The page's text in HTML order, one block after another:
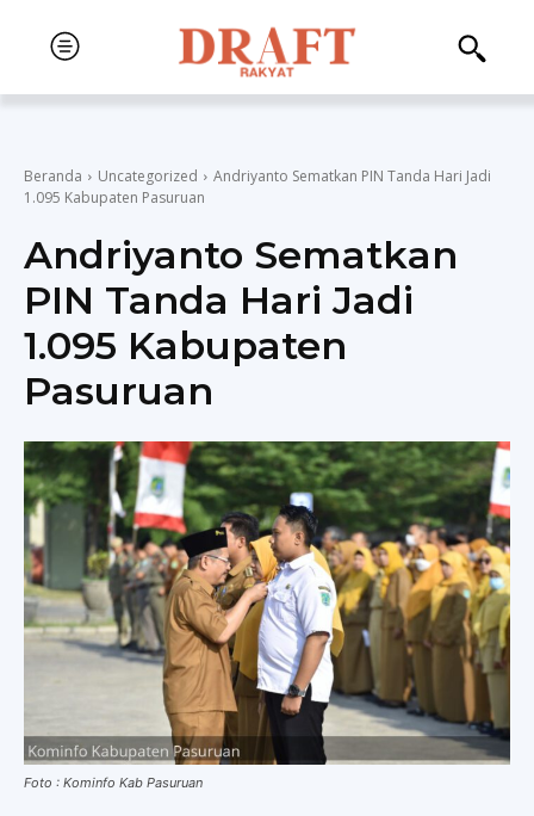
Beranda Uncategorized
Andriyanto Sematkan PIN Tanda Hari Jadi
1.095 Kabupaten Pasuruan
Andriyanto Sematkan
PIN Tanda Hari Jadi
1.095 Kabupaten
Pasuruan
Foto : Kominfo Kab Pasuruan